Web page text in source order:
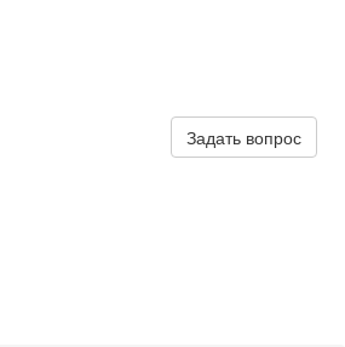
Задать вопрос